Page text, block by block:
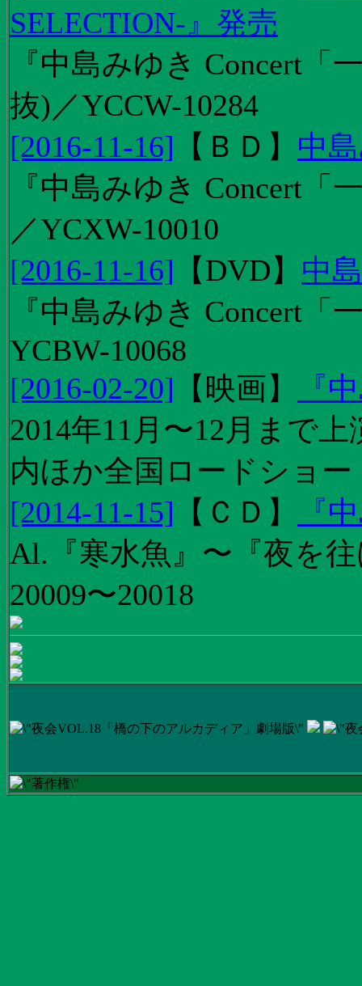
SELECTION-』発売
『中島みゆき Concert
抜)／YCCW-10284
[2016-11-16] 【 ＢＤ 】 中
『中島みゆき Concert
／YCXW-10010
[2016-11-16] 【DVD】 中
『中島みゆき Concert
YCBW-10068
[2016-02-20] 【 映画】
『
2014年11月〜12月まで
内ほか全国ロードショー
[2014-11-15] 【 ＣＤ 】
『
Al.『寒水魚』〜『夜を
20009〜20018